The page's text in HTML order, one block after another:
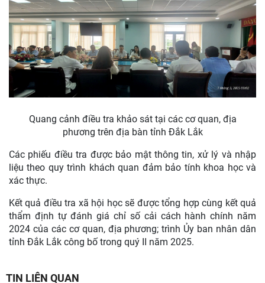
Quang cảnh điều tra khảo sát tại các cơ quan, địa
phương trên địa bàn tỉnh Đắk Lắk
Các phiếu điều tra được bảo mật thông tin, xử lý và nhập
liệu theo quy trình khách quan đảm bảo tính khoa học và
xác thực.
Kết quả điều tra xã hội học sẽ được tổng hợp cùng kết quả
thẩm định tự đánh giá chỉ số cải cách hành chính năm
2024 của các cơ quan, địa phương; trình Ủy ban nhân dân
tỉnh Đắk Lắk công bố trong quý II năm 2025.
TIN LIÊN QUAN